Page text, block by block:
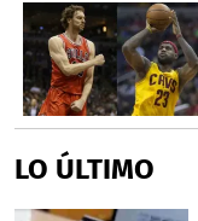
LO ÚLTIMO